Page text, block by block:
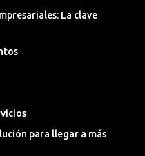
La clave
para llegar a más